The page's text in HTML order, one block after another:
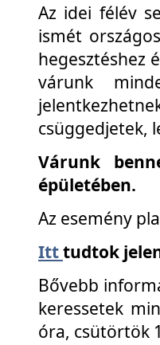
Az idei félév
ismét
hegesztéshez
várunk
csüggedjetek,
Várunk
épületében.
Az esemény
Itttudtok
Bővebb
keressetek
óra, csütörtök